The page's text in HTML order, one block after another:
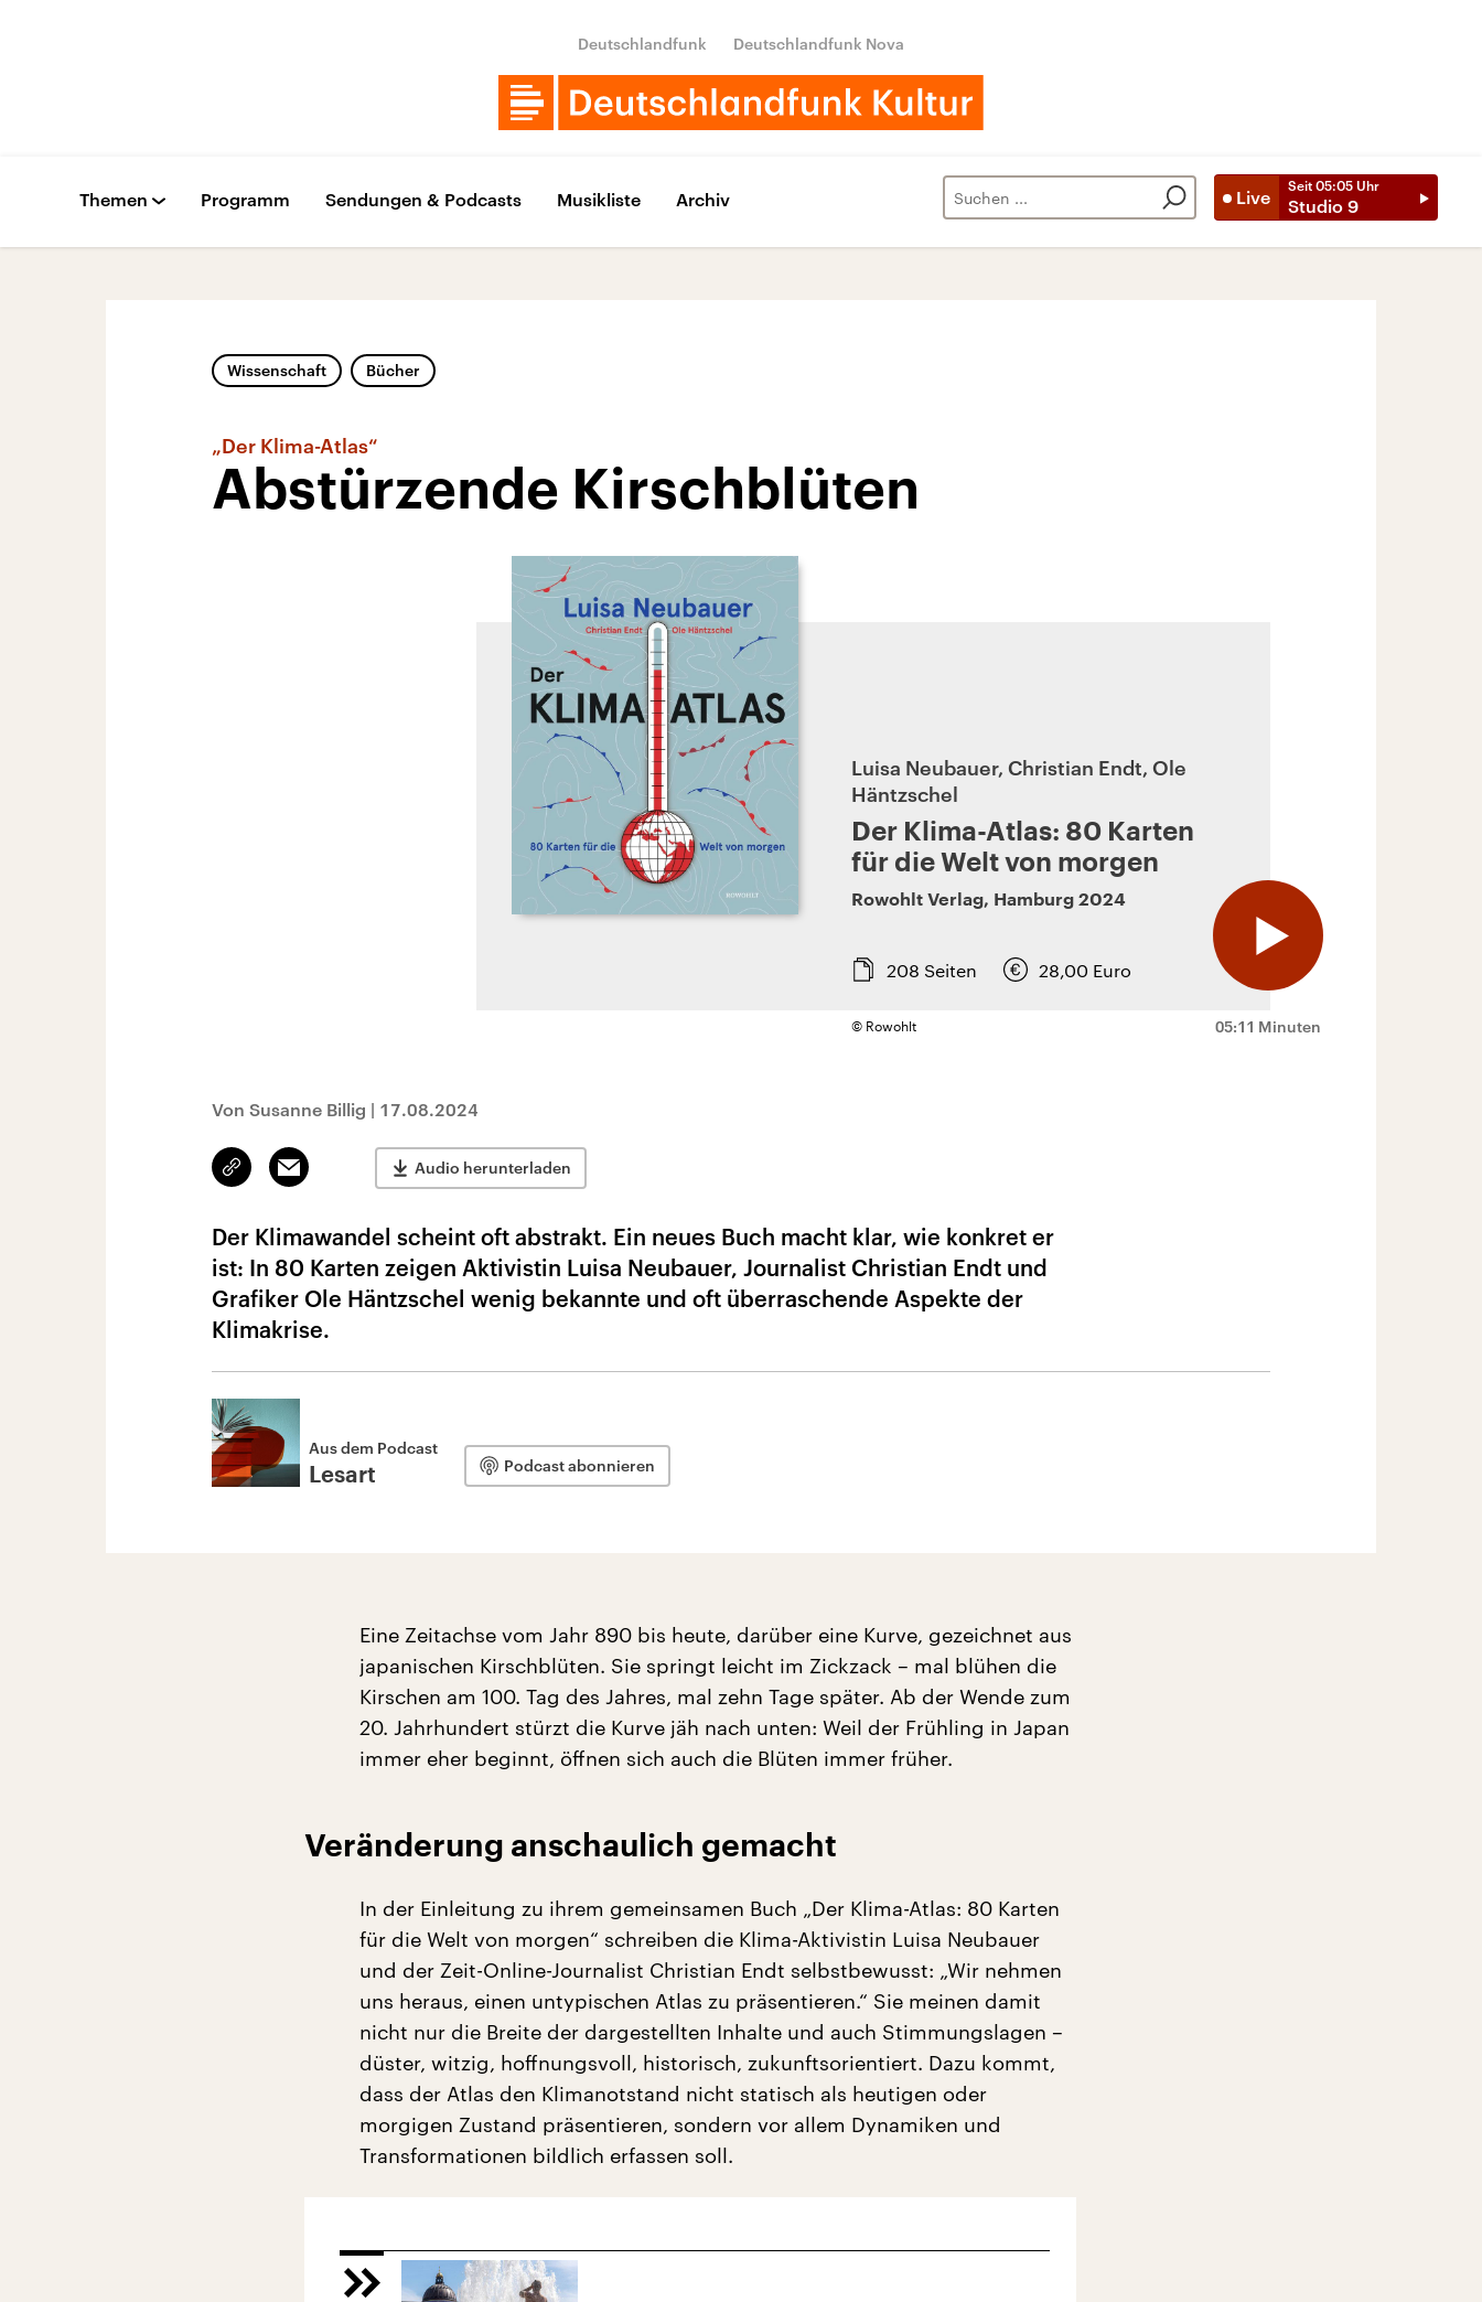
Deutschlandfunk Deutschlandfunk Nova
Live
Seit 05:05 Uhr
Studio 9
Themen Programm Sendungen & Podcasts Musikliste Archiv
Wissenschaft Bücher
„Der Klima-Atlas“
Abstürzende Kirschblüten
05:11 Minuten
© Rowohlt
Luisa Neubauer, Christian Endt, Ole
Häntzschel
Der Klima-Atlas: 80 Karten
für die Welt von morgen
Rowohlt Verlag, Hamburg 2024
208 Seiten 28,00 Euro
Von Susanne Billig | 17.08.2024
Link
kopieren/teilen
Email Audio herunterladen
Der Klimawandel scheint oft abstrakt. Ein neues Buch macht klar, wie konkret er
ist: In 80 Karten zeigen Aktivistin Luisa Neubauer, Journalist Christian Endt und
Grafiker Ole Häntzschel wenig bekannte und oft überraschende Aspekte der
Klimakrise.
Aus dem Podcast
Lesart Podcast abonnieren
Eine Zeitachse vom Jahr 890 bis heute, darüber eine Kurve, gezeichnet aus
japanischen Kirschblüten. Sie springt leicht im Zickzack – mal blühen die
Kirschen am 100. Tag des Jahres, mal zehn Tage später. Ab der Wende zum
20. Jahrhundert stürzt die Kurve jäh nach unten: Weil der Frühling in Japan
immer eher beginnt, öffnen sich auch die Blüten immer früher.
Veränderung anschaulich gemacht
In der Einleitung zu ihrem gemeinsamen Buch „Der Klima-Atlas: 80 Karten
für die Welt von morgen“ schreiben die Klima-Aktivistin Luisa Neubauer
und der Zeit-Online-Journalist Christian Endt selbstbewusst: „Wir nehmen
uns heraus, einen untypischen Atlas zu präsentieren.“ Sie meinen damit
nicht nur die Breite der dargestellten Inhalte und auch Stimmungslagen –
düster, witzig, hoffnungsvoll, historisch, zukunftsorientiert. Dazu kommt,
dass der Atlas den Klimanotstand nicht statisch als heutigen oder
morgigen Zustand präsentieren, sondern vor allem Dynamiken und
Transformationen bildlich erfassen soll.